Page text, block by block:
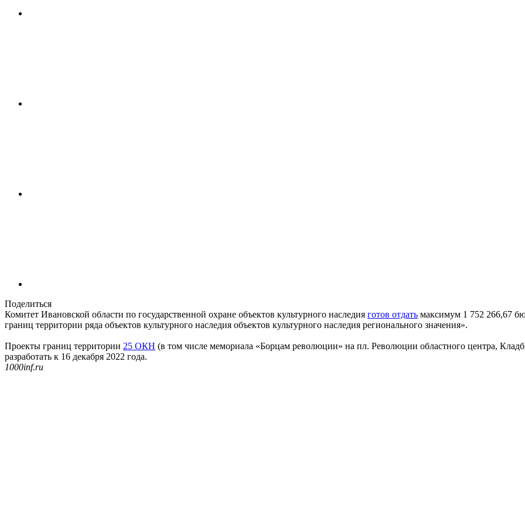
Поделиться
Комитет Ивановской области по государственной охране объектов культурного наследия готов отдать максимум 1 752 266,67
границ территории ряда объектов культурного наследия объектов культурного наследия регионального значения».
Проекты границ территории 25 ОКН (в том числе мемориала «Борцам революции» на пл. Революции областного центра,
разработать к 16 декабря 2022 года.
1000inf.ru